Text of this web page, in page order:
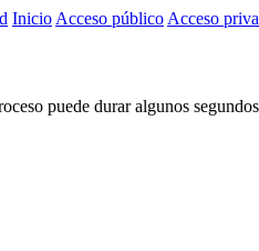
Inicio Acceso público Acceso
puede durar algunos